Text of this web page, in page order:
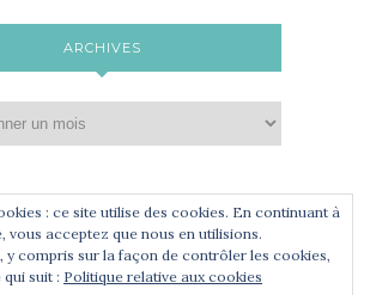
ARCHIVES
: ce site utilise des cookies. En continuant à
vous acceptez que nous en utilisions.
y compris sur la façon de contrôler les cookies,
suit : Politique relative aux cookies